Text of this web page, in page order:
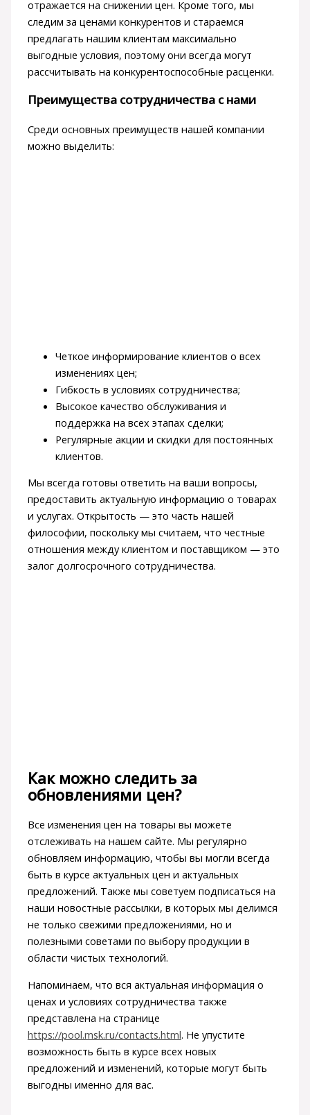
отражается на снижении цен. Кроме того, мы
следим за ценами конкурентов и стараемся
предлагать нашим клиентам максимально
выгодные условия, поэтому они всегда могут
рассчитывать на конкурентоспособные расценки.
Преимущества сотрудничества с нами
Среди основных преимуществ нашей компании
можно выделить:
Четкое информирование клиентов о всех
изменениях цен;
Гибкость в условиях сотрудничества;
Высокое качество обслуживания и
поддержка на всех этапах сделки;
Регулярные акции и скидки для постоянных
клиентов.
Мы всегда готовы ответить на ваши вопросы,
предоставить актуальную информацию о товарах
и услугах. Открытость — это часть нашей
философии, поскольку мы считаем, что честные
отношения между клиентом и поставщиком — это
залог долгосрочного сотрудничества.
Как можно следить за
обновлениями цен?
Все изменения цен на товары вы можете
отслеживать на нашем сайте. Мы регулярно
обновляем информацию, чтобы вы могли всегда
быть в курсе актуальных цен и актуальных
предложений. Также мы советуем подписаться на
наши новостные рассылки, в которых мы делимся
не только свежими предложениями, но и
полезными советами по выбору продукции в
области чистых технологий.
Напоминаем, что вся актуальная информация о
ценах и условиях сотрудничества также
представлена на странице
https://pool.msk.ru/contacts.html. Не упустите
возможность быть в курсе всех новых
предложений и изменений, которые могут быть
выгодны именно для вас.